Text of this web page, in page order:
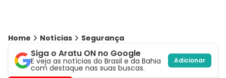
Home Notícias Segurança
Siga o Aratu ON no Google
E veja as notícias do Brasil e da Bahia
com destaque nas suas buscas.
Adicionar